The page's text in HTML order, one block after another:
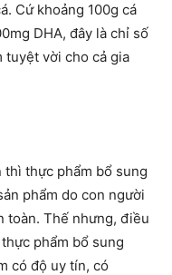
Cứ khoảng 100g cá
DHA, đây là chỉ số
tuyệt vời cho cả gia
thực phẩm bổ sung
phẩm do con người
toàn. Thế nhưng, điều
phẩm bổ sung
có độ uy tín, có